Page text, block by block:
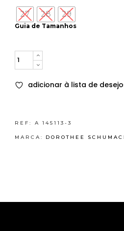
Guia de Tamanhos
27 28 29
Quantity
adicionar à lista de
REF: A 145113-3
MARCA: DOROTHEE